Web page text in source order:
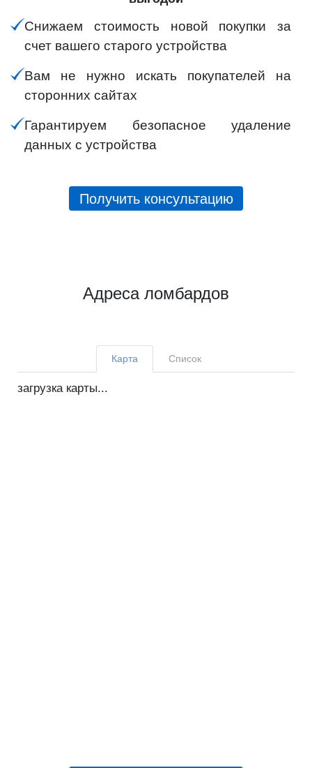
Снижаем стоимость новой покупки за
счет вашего старого устройства
Вам не нужно искать покупателей на
сторонних сайтах
Гарантируем безопасное удаление
данных с устройства
Получить консультацию
Адреса ломбардов
Карта Список
загрузка карты...